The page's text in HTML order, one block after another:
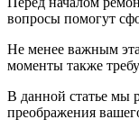
вопросы помогут
Не менее важным
моменты также
В данной статье мы
преображения